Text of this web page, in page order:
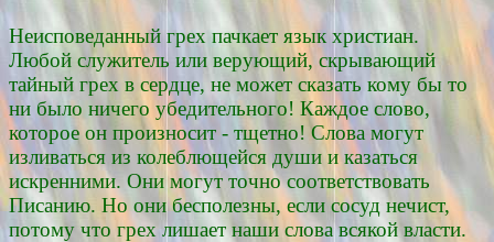
Неисповеданный грех пачкает язык христиан.
Любой служитель или верующий, скрывающий
тайный грех в сердце, не может сказать кому бы то
ни было ничего убедительного! Каждое слово,
которое он произносит - тщетно! Слова могут
изливаться из колеблющейся души и казаться
искренними. Они могут точно соответствовать
Писанию. Но они бесполезны, если сосуд нечист,
потому что грех лишает наши слова всякой власти.